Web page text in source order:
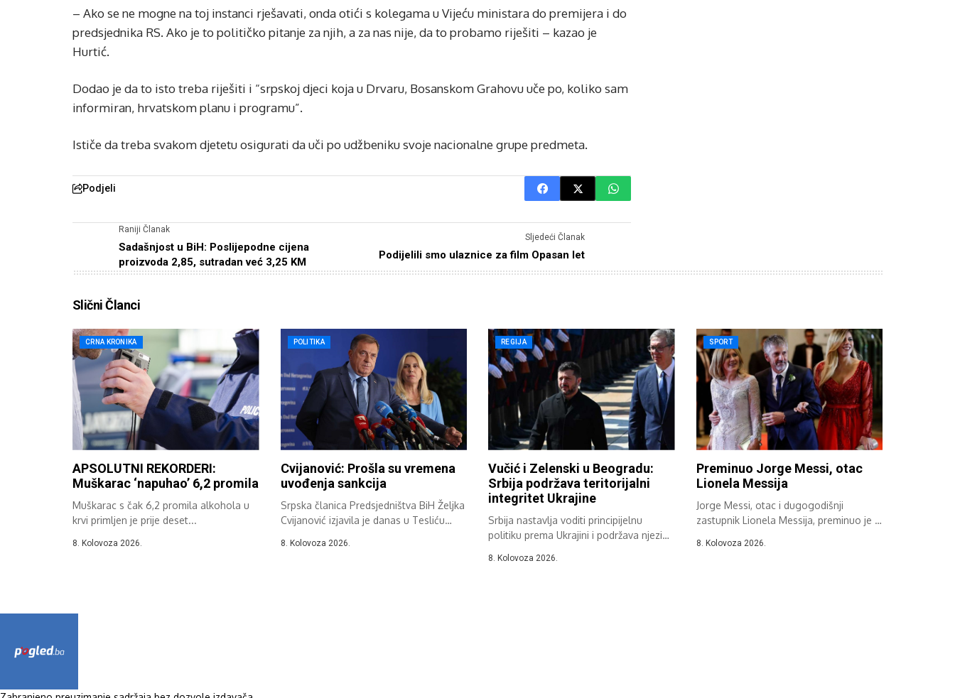
– Ako se ne mogne na toj instanci rješavati, onda otići s kolegama u Vijeću ministara do premijera i do
predsjednika RS. Ako je to političko pitanje za njih, a za nas nije, da to probamo riješiti – kazao je
Hurtić.
Dodao je da to isto treba riješiti i “srpskoj djeci koja u Drvaru, Bosanskom Grahovu uče po, koliko sam
informiran, hrvatskom planu i programu”.
Ističe da treba svakom djetetu osigurati da uči po udžbeniku svoje nacionalne grupe predmeta.
Podjeli
Raniji Članak
Sadašnjost u BiH: Poslijepodne cijena
proizvoda 2,85, sutradan već 3,25 KM
Sljedeći Članak
Podijelili smo ulaznice za film Opasan let
Slični Članci
CRNA KRONIKA
APSOLUTNI REKORDERI:
Muškarac ‘napuhao’ 6,2 promila
Muškarac s čak 6,2 promila alkohola u
krvi primljen je prije deset...
8. Kolovoza 2026.
POLITIKA
Cvijanović: Prošla su vremena
uvođenja sankcija
Srpska članica Predsjedništva BiH Željka
Cvijanović izjavila je danas u Tesliću
8. Kolovoza 2026.
REGIJA
Vučić i Zelenski u Beogradu:
Srbija podržava teritorijalni
integritet Ukrajine
Srbija nastavlja voditi principijelnu
politiku prema Ukrajini i podržava njezin
8. Kolovoza 2026.
SPORT
Preminuo Jorge Messi, otac
Lionela Messija
Jorge Messi, otac i dugogodišnji
zastupnik Lionela Messija, preminuo je u
8. Kolovoza 2026.